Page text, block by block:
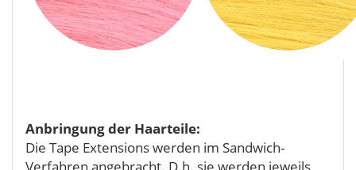
Anbringung der Haarteile:
Die Tape Extensions werden im Sandwich-
Verfahren angebracht. D.h. sie werden jeweils